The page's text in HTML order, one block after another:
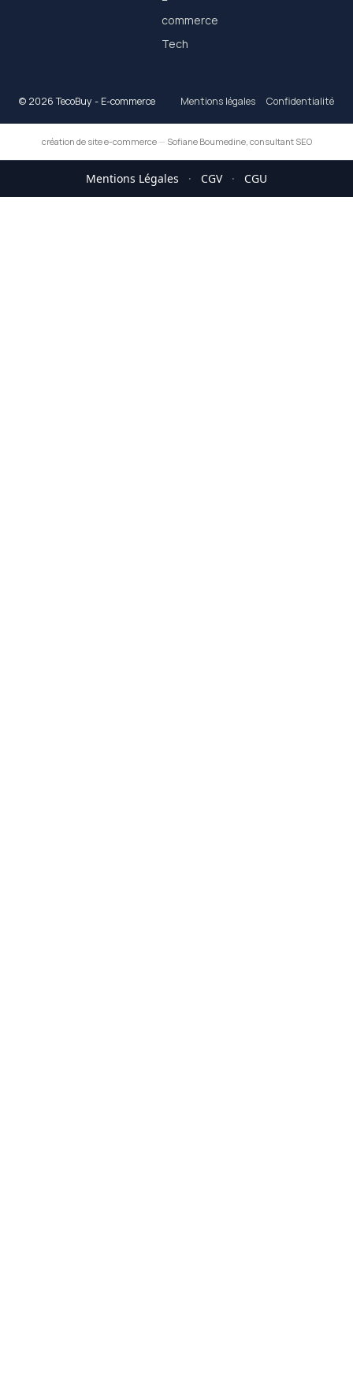
commerce
Tech
© 2026 TecoBuy - E-commerce Mentions légales Confidentialité
création de site e-commerce— Sofiane Boumedine, consultant SEO
Mentions Légales · CGV · CGU